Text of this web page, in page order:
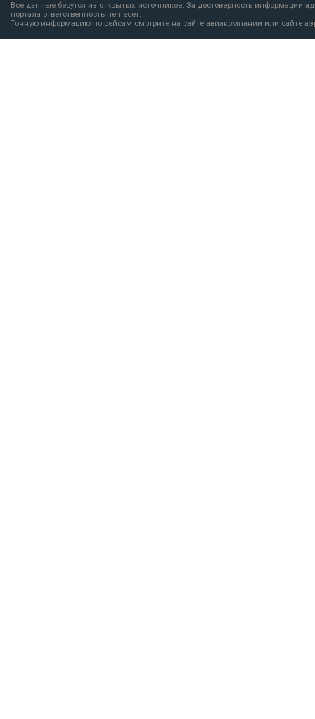
Все данные берутся из открытых источников. За достоверность информации
портала ответственность не несет.
Точную информацию по рейсам смотрите на сайте авиакомпании или сайте